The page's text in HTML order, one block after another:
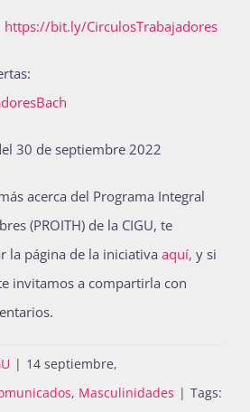
https://bit.ly/CirculosTrabajadores
30 de septiembre 2022
acerca del Programa Integral
(PROITH) de la CIGU, te
la página de la iniciativa aquí, y si
invitamos a compartirla con
| 14 septiembre,
, Masculinidades | Tags: